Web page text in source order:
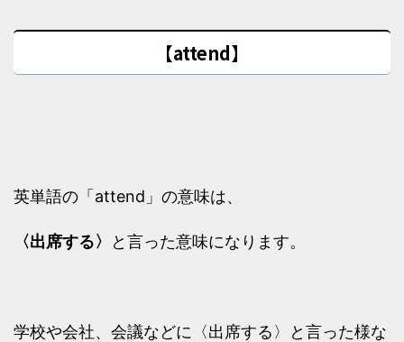
【attend】
英単語の「attend」の意味は、
〈出席する〉 と言った意味になります。
学校や会社、会議などに〈出席する〉と言った様な